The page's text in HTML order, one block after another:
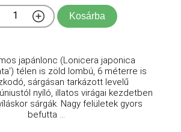
Kosárba
japánlonc (Lonicera japonica
télen is zöld lombú, 6 méterre is
sárgásan tarkázott levelű
nyíló, illatos virágai kezdetben
sárgák. Nagy felületek gyors
befutta ...